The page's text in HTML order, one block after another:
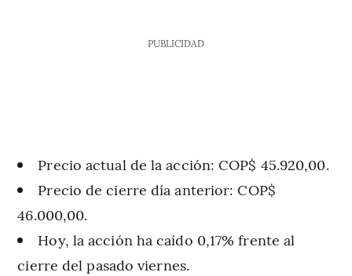
PUBLICIDAD
Precio actual de la acción: COP$ 45.920,00.
Precio de cierre día anterior: COP$
46.000,00.
Hoy, la acción ha caído 0,17% frente al
cierre del pasado viernes.